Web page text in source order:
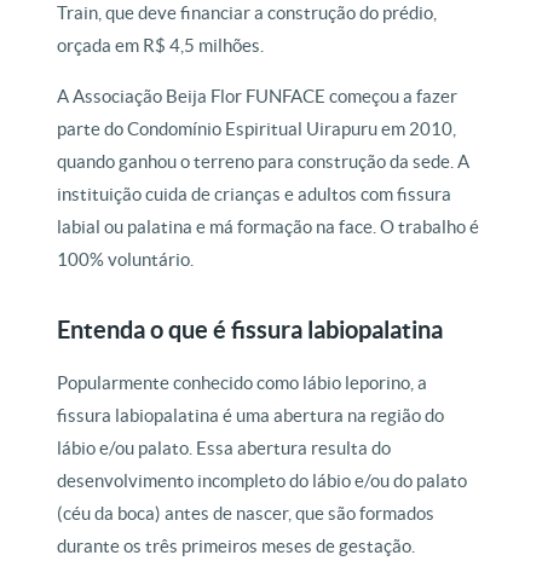
Train, que deve financiar a construção do prédio,
orçada em R$ 4,5 milhões.
A Associação Beija Flor FUNFACE começou a fazer
parte do Condomínio Espiritual Uirapuru em 2010,
quando ganhou o terreno para construção da sede. A
instituição cuida de crianças e adultos com fissura
labial ou palatina e má formação na face. O trabalho é
100% voluntário.
Entenda o que é fissura labiopalatina
Popularmente conhecido como lábio leporino, a
fissura labiopalatina é uma abertura na região do
lábio e/ou palato. Essa abertura resulta do
desenvolvimento incompleto do lábio e/ou do palato
(céu da boca) antes de nascer, que são formados
durante os três primeiros meses de gestação.